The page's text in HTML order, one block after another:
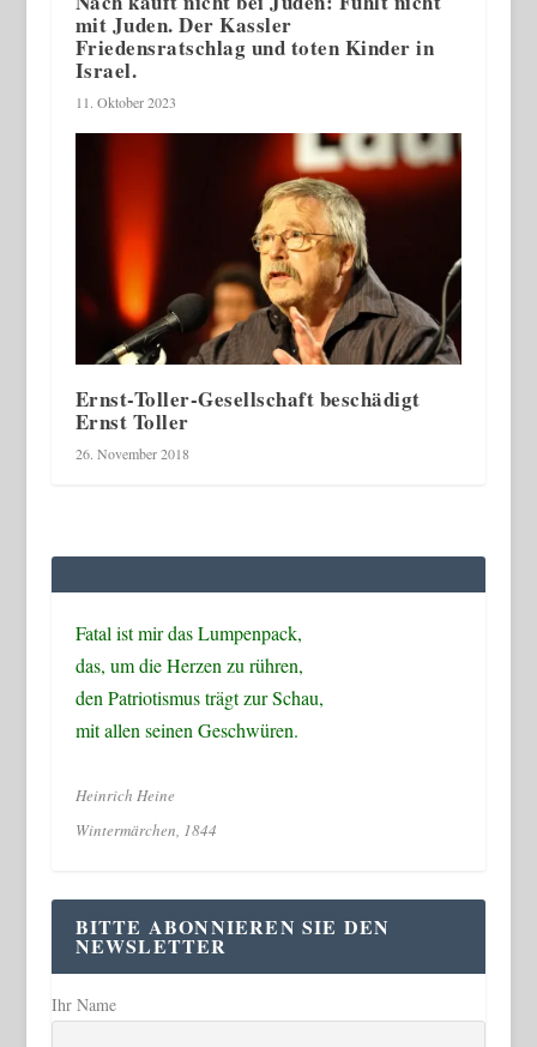
mit Juden. Der Kassler
Friedensratschlag und toten Kinder in
Israel.
11. Oktober 2023
Ernst-Toller-Gesellschaft beschädigt
Ernst Toller
26. November 2018
Fatal ist mir das Lumpenpack,
das, um die Herzen zu rühren,
den Patriotismus trägt zur Schau,
mit allen seinen Geschwüren.
Heinrich Heine
Wintermärchen, 1844
BITTE ABONNIEREN SIE DEN
NEWSLETTER
Ihr Name